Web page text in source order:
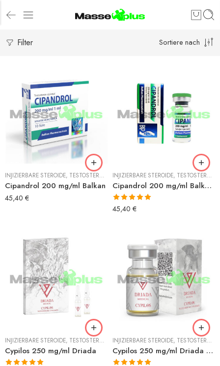
Filter Sortiere nach
INJIZIERBARE STEROIDE, TESTOSTERON TESTOSTERON CYPIONAT
Cipandrol 200 mg/ml Balkan
45,40 €
INJIZIERBARE STEROIDE, TESTOSTERON
Cipandrol 200 mg/ml Balkan fläschchen
Bewertet mit
45,40 €
INJIZIERBARE STEROIDE, TESTOSTERON TESTOSTERON CYPIONAT
Cypilos 250 mg/ml Driada
INJIZIERBARE STEROIDE, TESTOSTERON
Cypilos 250 mg/ml Driada fläschchen